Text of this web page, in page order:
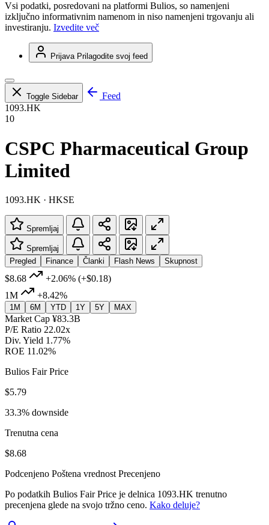
Vsi podatki, posredovani na platformi Bulios, so namenjeni
izključno informativnim namenom in niso namenjeni trgovanju ali
investiranju. Izvedite več
Prijava Prilagodite svoj feed
Toggle Sidebar
Feed
1093.HK
10
CSPC Pharmaceutical Group
Limited
1093.HK · HKSE
Spremljaj
Spremljaj
Pregled
Finance Članki Flash News Skupnost
$8.68 +2.06% (+$0.18)
1M
+8.42%
1M 6M YTD 1Y 5Y MAX
Market Cap ¥83.3B
P/E Ratio 22.02x
Div. Yield 1.77%
ROE 11.02%
Bulios Fair Price
$5.79
33.3% downside
Trenutna cena
$8.68
Podcenjeno Poštena vrednost Precenjeno
Po podatkih Bulios Fair Price je delnica 1093.HK trenutno
precenjena glede na svojo tržno ceno. Kako deluje?